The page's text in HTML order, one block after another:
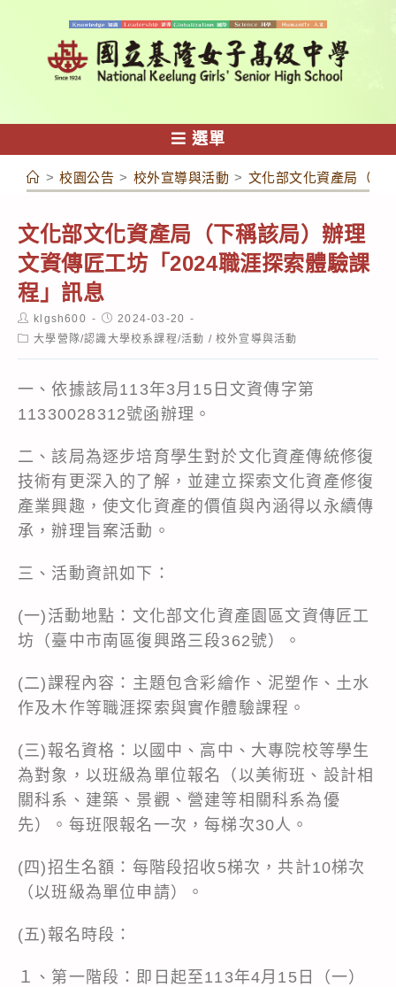
容
選單
> 校園公告 > 校外宣導與活動 > 文化部文化資產局（下
文化部文化資產局（下稱該局）辦理
文資傳匠工坊「2024職涯探索體驗課
程」訊息
Post
author:
klgsh600
Post
published:
2024-03-20
Post大學營隊/認識大學校系課程/活動 / 校外宣導與活動
一、依據該局113年3月15日文資傳字第
11330028312號函辦理。
二、該局為逐步培育學生對於文化資產傳統修復
技術有更深入的了解，並建立探索文化資產修復
產業興趣，使文化資產的價值與內涵得以永續傳
承，辦理旨案活動。
三、活動資訊如下：
(一)活動地點：文化部文化資產園區文資傳匠工
坊（臺中市南區復興路三段362號）。
(二)課程內容：主題包含彩繪作、泥塑作、土水
作及木作等職涯探索與實作體驗課程。
(三)報名資格：以國中、高中、大專院校等學生
為對象，以班級為單位報名（以美術班、設計相
關科系、建築、景觀、營建等相關科系為優
先）。每班限報名一次，每梯次30人。
(四)招生名額：每階段招收5梯次，共計10梯次
（以班級為單位申請）。
(五)報名時段：
１、第一階段：即日起至113年4月15日（一）